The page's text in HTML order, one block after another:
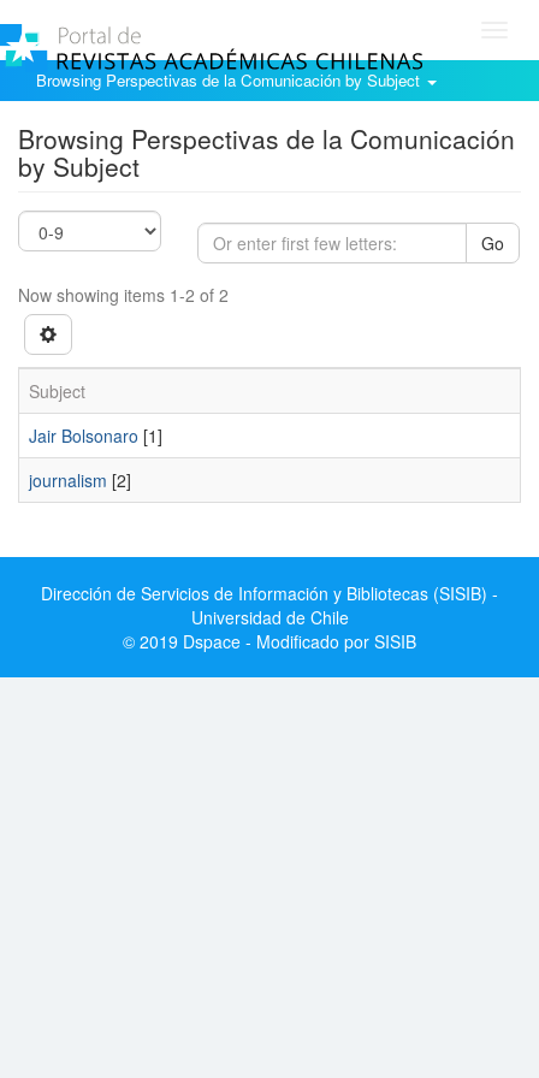
Browsing Perspectivas de la Comunicación by Subject
Browsing Perspectivas de la Comunicación
by Subject
Go
Now showing items 1-2 of 2
Subject
Jair Bolsonaro [1]
journalism [2]
Dirección de Servicios de Información y Bibliotecas (SISIB) -
Universidad de Chile
© 2019 Dspace - Modificado por SISIB